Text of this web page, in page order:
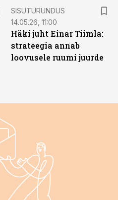
SISUTURUNDUS
14.05.26, 11:00
Häki juht Einar Tiimla:
strateegia annab
loovusele ruumi juurde